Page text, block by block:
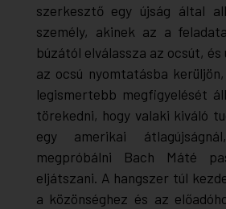
szerkesztő egy újság által
személy, akinek az a
búzától elválassza az ocsút, és
az ocsú nyomtatásba
legismertebb megfigyelését
törekedni, hogy valaki kiváló
egy amerikai
megpróbálni Bach Máté
eljátszani. A hangszer túl
a közönséghez és az